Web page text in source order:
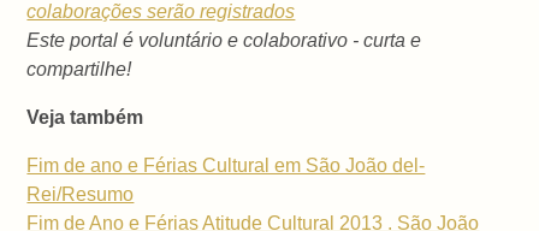
colaborações serão registrados
Este portal é voluntário e colaborativo - curta e
compartilhe!
Veja também
Fim de ano e Férias Cultural em São João del-
Rei/Resumo
Fim de Ano e Férias Atitude Cultural 2013 . São João